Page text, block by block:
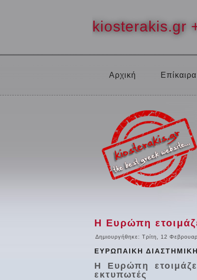
kiosterakis.gr
Αρχική Επίκαιρα
Η Ευρώπη
Δημιουργήθηκε: Τρίτη, 12
ΕΥΡΩΠΑΙΚΗ
Η Ευρώπη
εκτυπωτές